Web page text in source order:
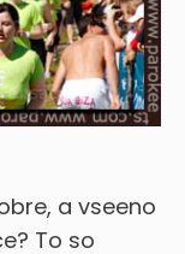
a vseeno
To so